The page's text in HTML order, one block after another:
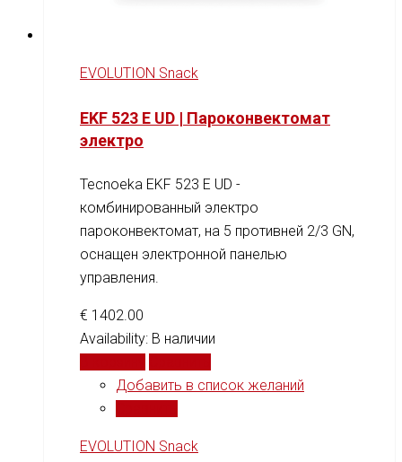
EVOLUTION Snack
EKF 523 E UD | Пароконвектомат
электро
Tecnoeka EKF 523 E UD -
комбинированный электро
пароконвектомат, на 5 противней 2/3 GN,
оснащен электронной панелью
управления.
€ 1402.00
Availability: В наличии
Добавить в список желаний
EVOLUTION Snack